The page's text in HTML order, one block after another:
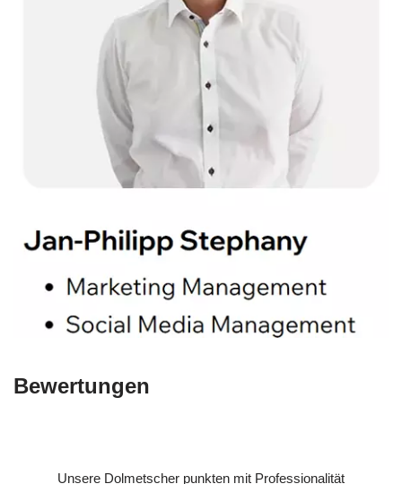
Bewertungen
Unsere Dolmetscher punkten mit Professionalität